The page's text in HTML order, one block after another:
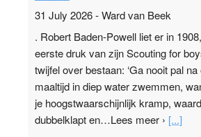
31 July 2026-Ward van Beek
. Robert Baden-Powell liet er in
eerste druk van zijn Scouting for
twijfel over bestaan: ‘Ga nooit pal na
maaltijd in diep water zwemmen,
je hoogstwaarschijnlijk kramp,
dubbelklapt en…Lees meer › [...]